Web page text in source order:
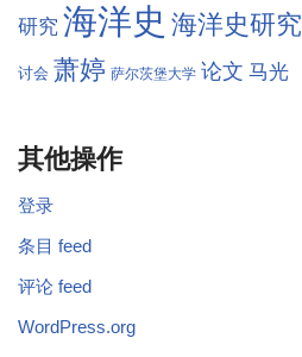
研究 海洋史 海洋史研究
讨会 萧婷 萨尔茨堡大学 论文 马光
其他操作
登录
条目 feed
评论 feed
WordPress.org